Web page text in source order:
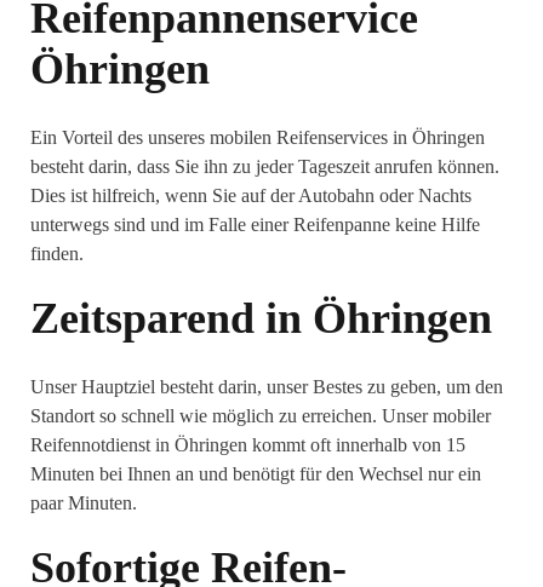
Reifenpannenservice
Öhringen
Ein Vorteil des unseres mobilen Reifenservices in Öhringen
besteht darin, dass Sie ihn zu jeder Tageszeit anrufen können.
Dies ist hilfreich, wenn Sie auf der Autobahn oder Nachts
unterwegs sind und im Falle einer Reifenpanne keine Hilfe
finden.
Zeitsparend in Öhringen
Unser Hauptziel besteht darin, unser Bestes zu geben, um den
Standort so schnell wie möglich zu erreichen. Unser mobiler
Reifennotdienst in Öhringen kommt oft innerhalb von 15
Minuten bei Ihnen an und benötigt für den Wechsel nur ein
paar Minuten.
Sofortige Reifen-